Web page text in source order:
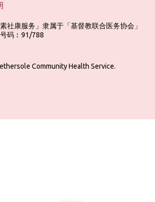
社康服务」隶属于「基督教联合医务协会」
码︰91/788
Community Health Service.